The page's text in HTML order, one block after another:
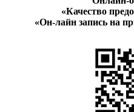
«Качество
«Он-лайн запись на